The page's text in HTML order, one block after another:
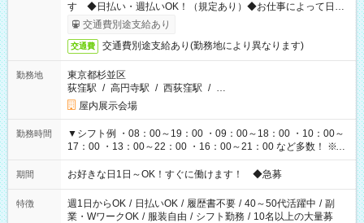
す ◆日払い・週払いOK！（規定あり）◆お仕事によって日給
も異なります
交通費別途支給あり
交通費 交通費別途支給あり(勤務地により異なります)
勤務地
東京都杉並区
荻窪駅 / 高円寺駅 / 西荻窪駅 / …
屋内展示会場
勤務時間
▼シフト例 ・08：00～19：00 ・09：00～18：00 ・10：00～
17：00 ・13：00～22：00 ・16：00～21：00 など多数！ ※お
仕事により勤務時間が異なります
期間 お好きな日1日～OK！すぐに働けます！ ◆急募
特徴 週1日からOK / 日払いOK / 履歴書不要 / 40～50代活躍中 / 副
業・WワークOK / 服装自由 / シフト勤務 / 10名以上の大量募